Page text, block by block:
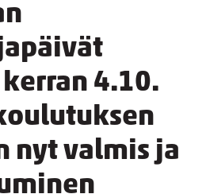
4.10.
nyt valmis ja